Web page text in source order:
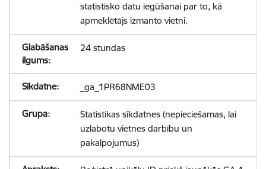
statistisko datu iegūšanai par to, kā
apmeklētājs izmanto vietni.
24 stundas
_ga_1PR68NME03
Statistikas sīkdatnes (nepieciešamas, lai
uzlabotu vietnes darbību un
pakalpojumus)